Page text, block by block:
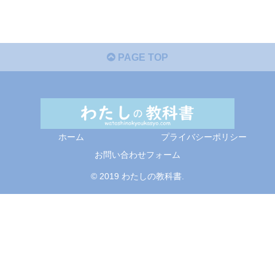
PAGE TOP
ホーム
プライバシーポリシー
お問い合わせフォーム
© 2019 わたしの教科書.